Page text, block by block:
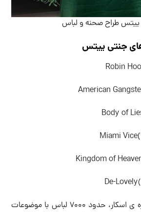
ییتس طراح صحنه و لباس
جنتی ییتس
Robin
American
Body of
Miami
Kingdom of
De-
این طراح برنده ی جایزه ی اسکار، حدود ۷۰۰۰ لباس با موضوعات